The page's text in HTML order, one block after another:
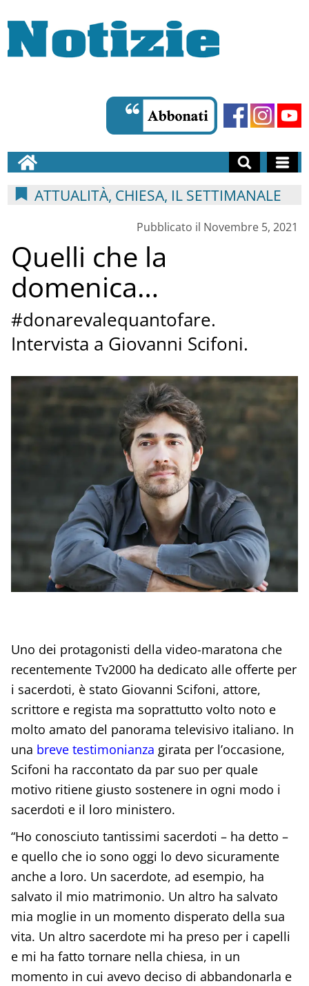
ATTUALITÀ, CHIESA, IL SETTIMANALE
Pubblicato il Novembre 5, 2021
Quelli che la
domenica…
#donarevalequantofare.
Intervista a Giovanni Scifoni.
Uno dei protagonisti della video-maratona che
recentemente Tv2000 ha dedicato alle offerte per
i sacerdoti, è stato Giovanni Scifoni, attore,
scrittore e regista ma soprattutto volto noto e
molto amato del panorama televisivo italiano. In
una breve testimonianza girata per l’occasione,
Scifoni ha raccontato da par suo per quale
motivo ritiene giusto sostenere in ogni modo i
sacerdoti e il loro ministero.
“Ho conosciuto tantissimi sacerdoti – ha detto –
e quello che io sono oggi lo devo sicuramente
anche a loro. Un sacerdote, ad esempio, ha
salvato il mio matrimonio. Un altro ha salvato
mia moglie in un momento disperato della sua
vita. Un altro sacerdote mi ha preso per i capelli
e mi ha fatto tornare nella chiesa, in un
momento in cui avevo deciso di abbandonarla e